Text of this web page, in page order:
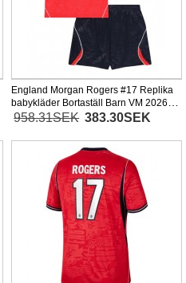
England Morgan Rogers #17 Replika
babykläder Bortaställ Barn VM 2026
Kortärmad (+ korta byxor)
958.31SEK 383.30SEK